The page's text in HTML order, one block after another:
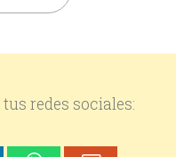
redes sociales: